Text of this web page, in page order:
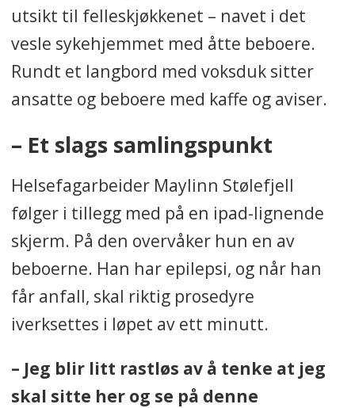
utsikt til felleskjøkkenet – navet i det
vesle sykehjemmet med åtte beboere.
Rundt et langbord med voksduk sitter
ansatte og beboere med kaffe og aviser.
– Et slags samlingspunkt
Helsefagarbeider Maylinn Stølefjell
følger i tillegg med på en ipad-lignende
skjerm. På den overvåker hun en av
beboerne. Han har epilepsi, og når han
får anfall, skal riktig prosedyre
iverksettes i løpet av ett minutt.
– Jeg blir litt rastløs av å tenke at jeg
skal sitte her og se på denne